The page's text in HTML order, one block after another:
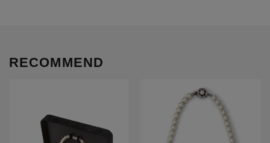
RECOMMEND